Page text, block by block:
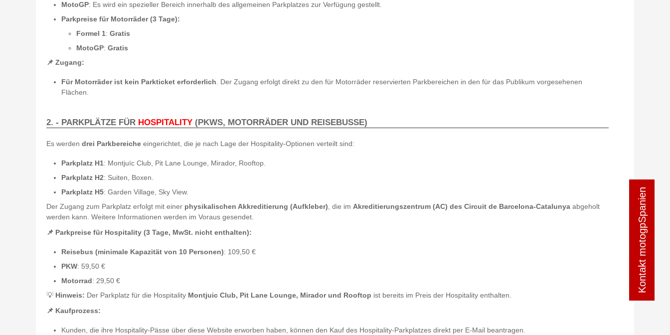
Kontakt motogpSpanien
Kontakt motogpSpanien
MotoGP: Es wird ein spezieller Bereich innerhalb des allgemeinen Parkplatzes zur Verfügung gestellt.
Parkpreise für Motorräder (3 Tage):
Formel 1: Gratis
MotoGP: Gratis
📌 Zugang:
Für Motorräder ist kein Parkticket erforderlich . Der Zugang erfolgt direkt zu den für Motorräder reservierten Parkbereichen in den für das Publikum vorgesehenen
Flächen.
2. - PARKPLÄTZE FÜR HOSPITALITY (PKWS, MOTORRÄDER UND REISEBUSSE)
Es werden drei Parkbereiche eingerichtet, die je nach Lage der Hospitality-Optionen verteilt sind:
Parkplatz H1: Montjuïc Club, Pit Lane Lounge, Mirador, Rooftop.
Parkplatz H2: Suiten, Boxen.
Parkplatz H5: Garden Village, Sky View.
Der Zugang zum Parkplatz erfolgt mit einer physikalischen Akkreditierung (Aufkleber) , die im Akreditierungszentrum (AC) des Circuit de Barcelona-Catalunya abgeholt
werden kann. Weitere Informationen werden im Voraus gesendet.
📌 Parkpreise für Hospitality (3 Tage, MwSt. nicht enthalten):
Reisebus (minimale Kapazität von 10 Personen): 109,50 €
PKW: 59,50 €
Motorrad: 29,50 €
💡 Hinweis: Der Parkplatz für die Hospitality Montjuic Club, Pit Lane Lounge, Mirador und Rooftop ist bereits im Preis der Hospitality enthalten.
📌 Kaufprozess:
Kunden, die ihre Hospitality-Pässe über diese Website erworben haben, können den Kauf des Hospitality-Parkplatzes direkt per E-Mail beantragen.